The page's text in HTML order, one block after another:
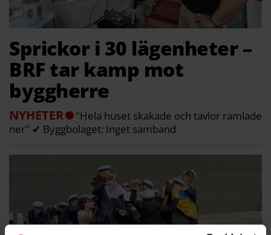
Sprickor i 30 lägenheter –
BRF tar kamp mot
byggherre
NYHETER
"Hela huset skakade och tavlor ramlade
ner" ✔ Byggbolaget: Inget samband